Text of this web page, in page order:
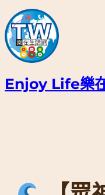
至
主
要
Enjoy Life樂